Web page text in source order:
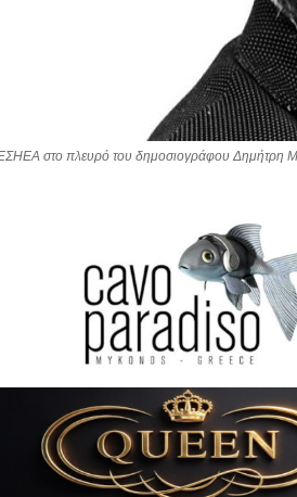
στο πλευρό του δημοσιογράφου Δημήτρη